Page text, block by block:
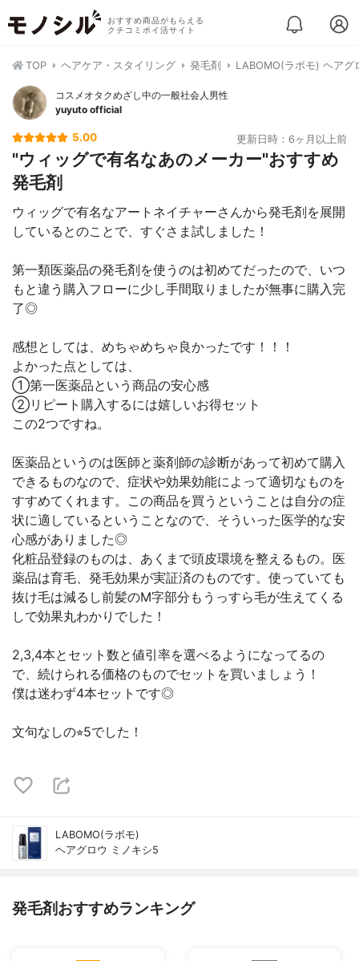
おすすめ商品がもらえる
クチコミポイ活サイト
TOP ヘアケア・スタイリング 発毛剤 LABOMO(ラボモ) ヘアグ
コスメオタクめざし中の一般社会人男性
yuyuto official
5.00 更新日時：6ヶ月以上前
"ウィッグで有名なあのメーカー"おすすめ
発毛剤
ウィッグで有名なアートネイチャーさんから発毛剤を展開
しているとのことで、すぐさま試しました！
第一類医薬品の発毛剤を使うのは初めてだったので、いつ
もと違う購入フローに少し手間取りましたが無事に購入完
了◎
感想としては、めちゃめちゃ良かったです！！！
よかった点としては、
①第一医薬品という商品の安心感
②リピート購入するには嬉しいお得セット
この2つですね。
医薬品というのは医師と薬剤師の診断があって初めて購入
できるものなので、症状や効果効能によって適切なものを
すすめてくれます。この商品を買うということは自分の症
状に適しているということなので、そういった医学的な安
心感がありました◎
化粧品登録のものは、あくまで頭皮環境を整えるもの。医
薬品は育毛、発毛効果が実証済のものです。使っていても
抜け毛は減るし前髪のM字部分もうっすら毛が生えてくる
しで効果丸わかりでした！
2,3,4本とセット数と値引率を選べるようになってるの
で、続けられる価格のものでセットを買いましょう！
僕は迷わず4本セットです◎
文句なしの⭐︎5でした！
LABOMO(ラボモ)
ヘアグロウ ミノキシ5
発毛剤おすすめランキング